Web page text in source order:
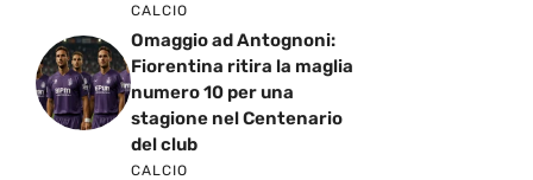
CALCIO
Omaggio ad Antognoni:
Fiorentina ritira la maglia
numero 10 per una
stagione nel Centenario
del club
CALCIO